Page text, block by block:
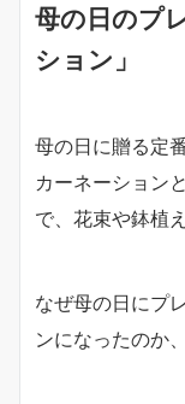
母の日のプ
ション」
母の日に贈る定
カーネーション
で、花束や鉢植
なぜ母の日にプ
ンになったのか